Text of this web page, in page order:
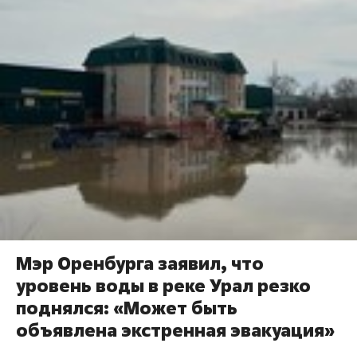
Мэр Оренбурга заявил, что
уровень воды в реке Урал резко
поднялся: «Может быть
объявлена экстренная эвакуация»